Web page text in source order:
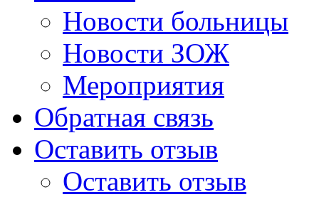
Новости больницы
Новости ЗОЖ
Мероприятия
Обратная связь
Оставить отзыв
Оставить отзыв